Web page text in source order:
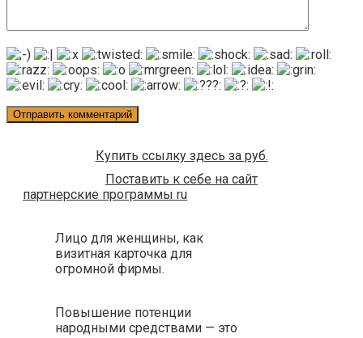
Купить ссылку здесь за руб.
Поставить к себе на сайт
партнерские программы ru
Лицо для женщины, как
визитная карточка для
огромной фирмы.
Повышение потенции
народными средствами — это